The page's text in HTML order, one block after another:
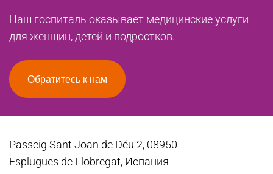
Наш госпиталь оказывает медицинские услуги
для женщин, детей и подростков.
Обратитесь к нам
Passeig Sant Joan de Déu 2, 08950
Esplugues de Llobregat, Испания